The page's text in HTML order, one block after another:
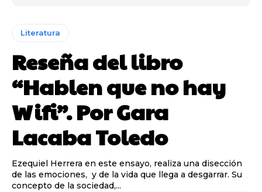
Literatura
Reseña del libro
“Hablen que no hay
Wifi”. Por Gara
Lacaba Toledo
Ezequiel Herrera en este ensayo, realiza una disección
de las emociones, y de la vida que llega a desgarrar. Su
concepto de la sociedad,...